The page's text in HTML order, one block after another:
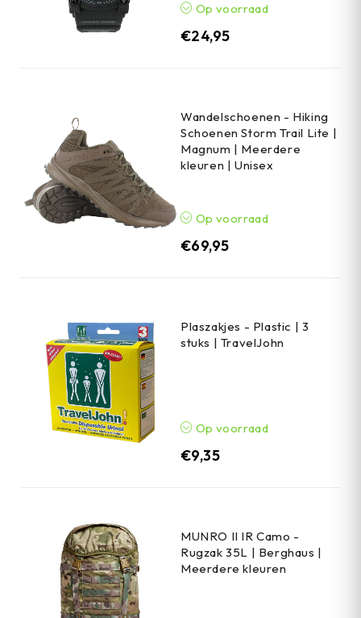
Op voorraad
€24,95
Wandelschoenen - Hiking
Schoenen Storm Trail Lite |
Magnum | Meerdere
kleuren | Unisex
Op voorraad
€69,95
Plaszakjes - Plastic | 3
stuks | TravelJohn
Op voorraad
€9,35
MUNRO II IR Camo -
Rugzak 35L | Berghaus |
Meerdere kleuren